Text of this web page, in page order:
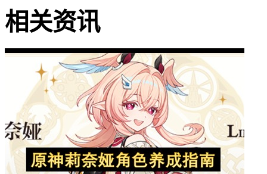
相关资讯